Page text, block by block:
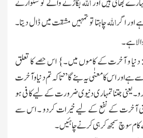
بھائی ہیں اور
بگاڑنے والے کو سنوارنے
اور اگراللہچاہتا تو تمہیں مشقت میں ڈال دیتا۔
ہے۔
و آخرت کے کاموں میں۔}اس حصے کا تعلق
اور اس کا معنٰی یہ بنے گا ’’ تا کہ تم دنیا و آخرت
یعنی جتنا تمہاری دنیوی ضرورت کے لیے کافی ہو
آخرت کے نفع کے لیے خیرات کردو ۔ اس سے
کام سوچ سمجھ کر ہی کرنے چاہئیں۔